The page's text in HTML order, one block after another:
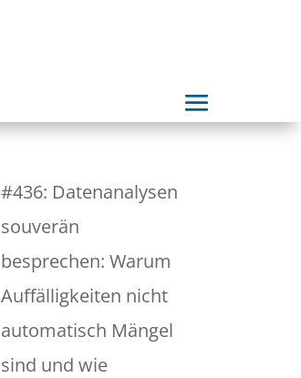
#436: Datenanalysen
souverän
besprechen: Warum
Auffälligkeiten nicht
automatisch Mängel
sind und wie